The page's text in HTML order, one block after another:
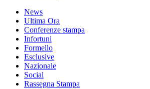
News
Ultima Ora
Conferenze stampa
Infortuni
Formello
Esclusive
Nazionale
Social
Rassegna Stampa